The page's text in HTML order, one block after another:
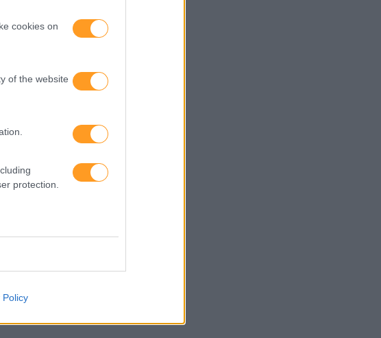
cookies on
of the website
protection.
Policy